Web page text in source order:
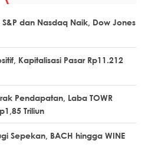
dan Nasdaq Naik, Dow Jones
Kapitalisasi Pasar Rp11.212
Pendapatan, Laba TOWR
Triliun
Sepekan, BACH hingga WINE